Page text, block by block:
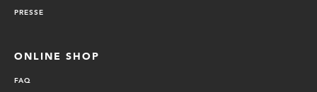
PRESSE
ONLINE SHOP
FAQ